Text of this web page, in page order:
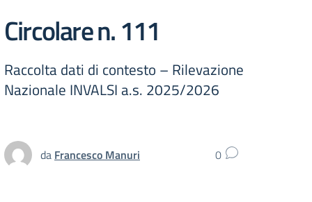
Circolare n. 111
Raccolta dati di contesto – Rilevazione
Nazionale INVALSI a.s. 2025/2026
da Francesco Manuri 0